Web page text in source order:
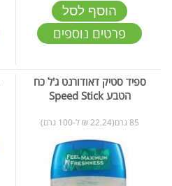
הוסף לסל
פרטים נוספים
ספיד סטיק דאודורנט ג'ל כח
הטבע Speed Stick
85 גרם(22.24 ₪ ל-100 גרם)